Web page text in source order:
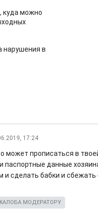
куда можно
нарушения в
17:24
может прописаться в
паспортные данные
и сделать бабки и
МОДЕРАТОРУ